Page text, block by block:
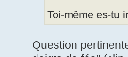
Toi-même es-tu
Question